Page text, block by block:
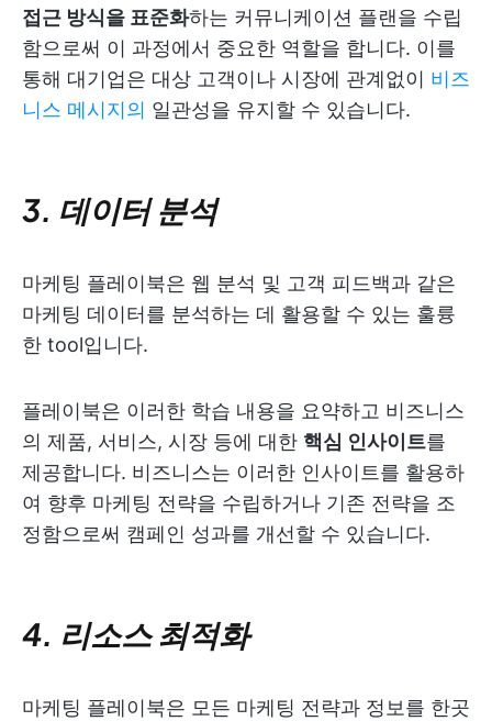
접근 방식을 표준화하는 커뮤니케이션 플랜을 수립
함으로써 이 과정에서 중요한 역할을 합니다. 이를
통해 대기업은 대상 고객이나 시장에 관계없이 비즈
니스 메시지의 일관성을 유지할 수 있습니다.
3. 데이터 분석
마케팅 플레이북은 웹 분석 및 고객 피드백과 같은
마케팅 데이터를 분석하는 데 활용할 수 있는 훌륭
한 tool입니다.
플레이북은 이러한 학습 내용을 요약하고 비즈니스
의 제품, 서비스, 시장 등에 대한 핵심 인사이트를
제공합니다. 비즈니스는 이러한 인사이트를 활용하
여 향후 마케팅 전략을 수립하거나 기존 전략을 조
정함으로써 캠페인 성과를 개선할 수 있습니다.
4. 리소스 최적화
마케팅 플레이북은 모든 마케팅 전략과 정보를 한곳